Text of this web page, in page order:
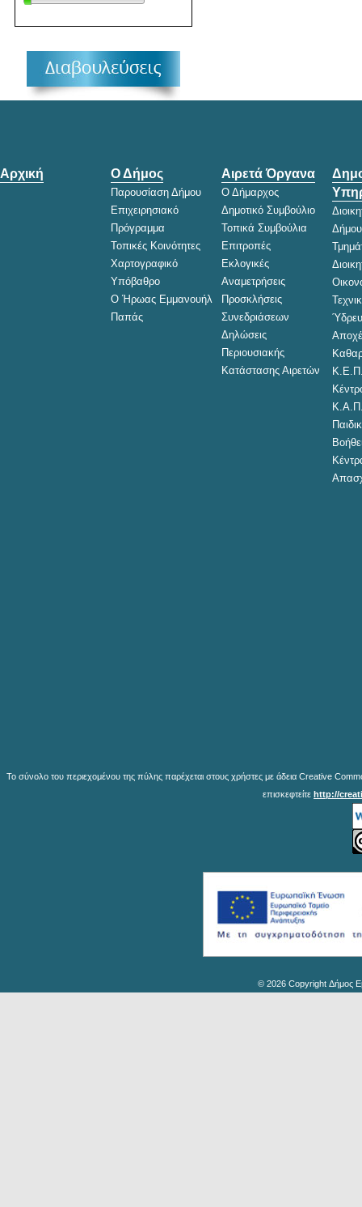
Αρχική Ο Δήμος
Παρουσίαση Δήμου
Επιχειρησιακό
Πρόγραμμα
Τοπικές Κοινότητες
Χαρτογραφικό
Υπόβαθρο
Ο Ήρωας Εμμανουήλ
Παπάς
Αιρετά Όργανα
Ο Δήμαρχος
Δημοτικό Συμβούλιο
Τοπικά Συμβούλια
Επιτροπές
Εκλογικές
Αναμετρήσεις
Προσκλήσεις
Συνεδριάσεων
Δηλώσεις
Περιουσιακής
Κατάστασης Αιρετών
Δήμου
Το σύνολο του περιεχομένου της πύλης παρέχεται στους χρήστες με άδεια Creative
επισκεφτείτε http://
© 2026 Copyright Δήμος